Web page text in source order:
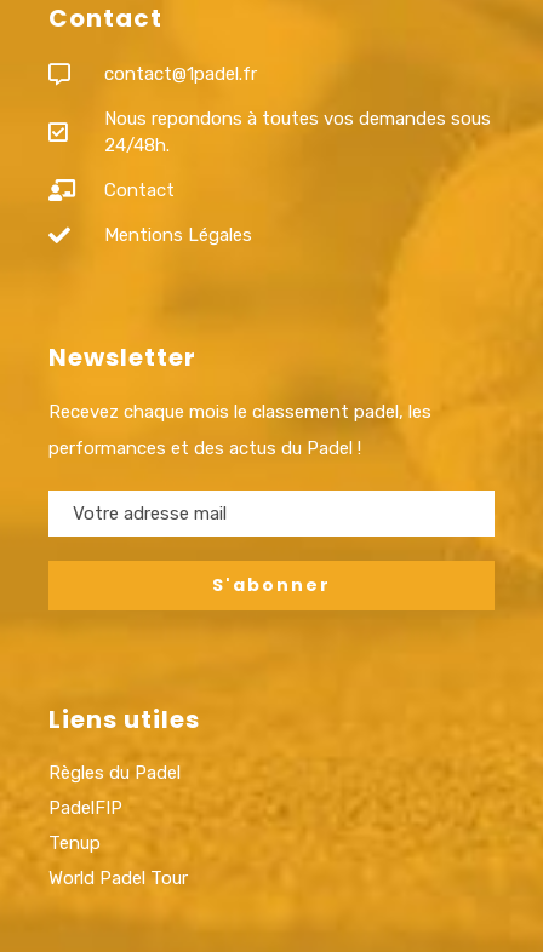
Contact
contact@1padel.fr
Nous repondons à toutes vos demandes sous
24/48h.
Contact
Mentions Légales
Newsletter
Recevez chaque mois le classement padel, les
performances et des actus du Padel !
Liens utiles
Règles du Padel
PadelFIP
Tenup
World Padel Tour